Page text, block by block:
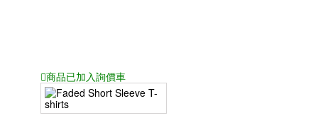
商品已加入詢價車